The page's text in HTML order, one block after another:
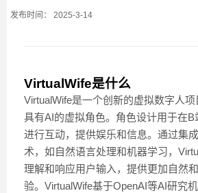
发布时间： 2025-3-14
VirtualWife是什么
VirtualWife是一个创新的虚拟数字人
具有AI的虚拟角色。角色设计用于在B
进行互动，提供娱乐和信息。通过集
术，如自然语言处理和机器学习，
理解和响应用户输入，提供更加自然
验。VirtualWife基于OpenAI等AI研究